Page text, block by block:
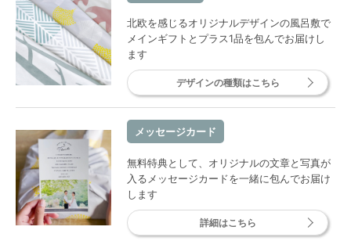
北欧を感じるオリジナルデザインの風呂敷で
メインギフトとプラス1品を包んでお届けし
ます
デザインの種類はこちら
メッセージカード
無料特典として、オリジナルの文章と写真が
入るメッセージカードを一緒に包んでお届け
します
詳細はこちら